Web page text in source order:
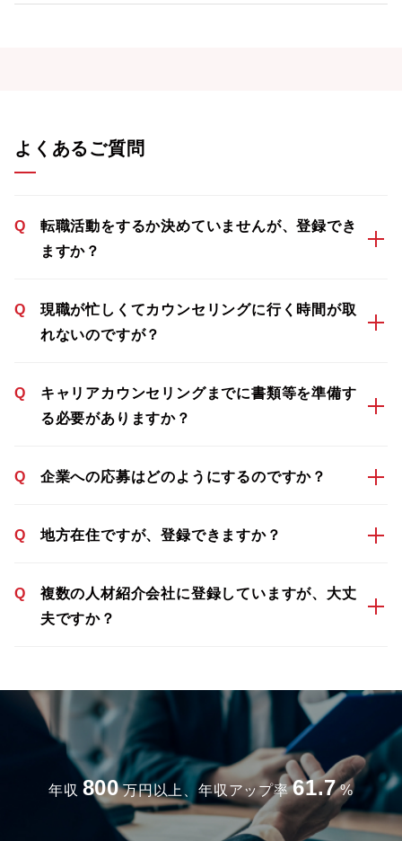
よくあるご質問
Q
転職活動をするか決めていませんが、登録でき
ますか？
Q
現職が忙しくてカウンセリングに行く時間が取
れないのですが？
Q
キャリアカウンセリングまでに書類等を準備す
る必要がありますか？
Q 企業への応募はどのようにするのですか？
Q 地方在住ですが、登録できますか？
Q
複数の人材紹介会社に登録していますが、大丈
夫ですか？
年収 800 万円以上、年収アップ率 61.7 %